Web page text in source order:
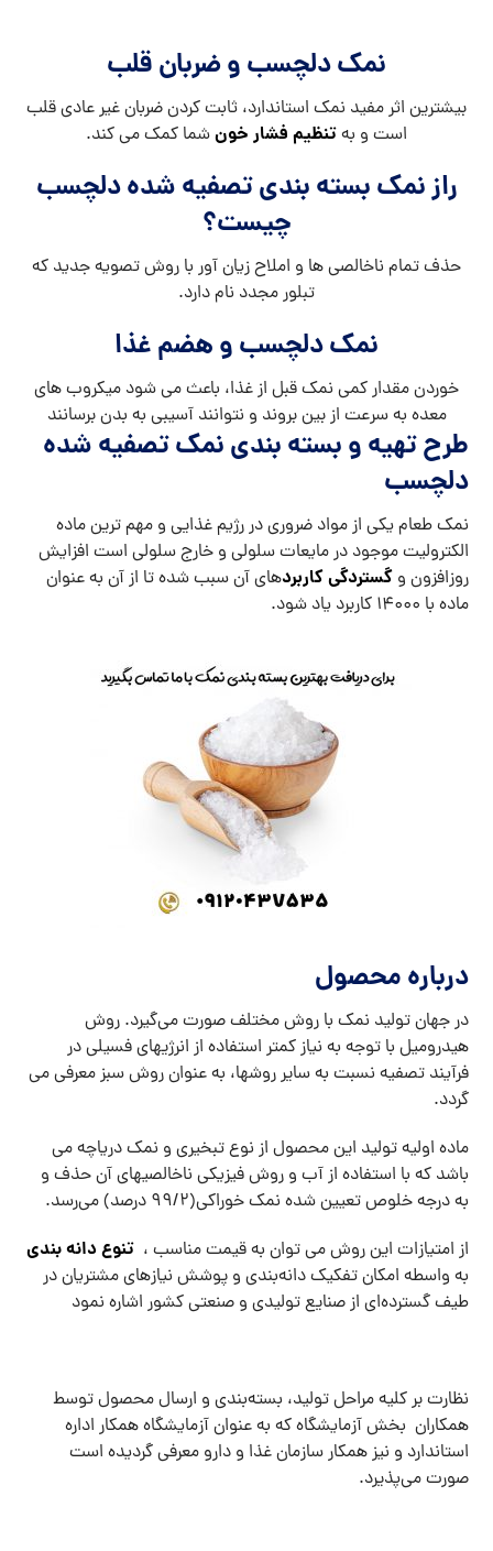
نمک دلچسب و ضربان قلب
بیشترین اثر مفید نمک استاندارد، ثابت کردن ضربان غیر عادی قلب
است و بهتنظیم فشار خونشما کمک می کند.
راز نمک بسته بندی تصفیه شده دلچسب
چیست؟
حذف تمام ناخالصی ها و املاح زیان آور با روش تصویه جدید که
تبلور مجدد نام دارد.
نمک دلچسب و هضم غذا
خوردن مقدار کمی نمک قبل از غذا، باعث می شود میکروب های
معده به سرعت از بین بروند و نتوانند آسیبی به بدن برسانند
طرح تهیه و بسته بندی نمک تصفیه شده
دلچسب
نمک طعام یکی از مواد ضروری در رژیم غذایی و مهم ترین ماده
الکترولیت موجود در مایعات سلولی و خارج سلولی است افزایش
روزافزون وگستردگی کاربردهای آن سبب شده تا از آن به عنوان
ماده با 14000 کاربرد یاد شود.
درباره محصول
در جهان تولید نمک با روش مختلف صورت می‌گیرد. روش
هیدرومیل با توجه به نیاز کمتر استفاده از انرژی­های فسیلی در
فرآیند تصفیه نسبت به سایر روش­ها، به عنوان روش سبز معرفی می­‌
گردد.
ماده اولیه تولید این محصول از نوع تبخیری و نمک دریاچه می­‌
باشد که با استفاده از آب و روش فیزیکی ناخالصی­های آن حذف و
به درجه خلوص تعیین شده نمک خوراکی(99/2 درصد) می­‌رسد.
از امتیازات این روش می توان به قیمت مناسب ،تنوع دانه بندی
به واسطه امکان تفکیک دانه­‌بندی و پوشش نیازهای مشتریان در
طیف گسترده­‌ای از صنایع تولیدی و صنعتی کشور اشاره نمود
نظارت بر کلیه مراحل تولید، بسته­‌بندی و ارسال محصول توسط
همکاران بخش آزمایشگاه که به عنوان آزمایشگاه همکار اداره
استاندارد و نیز همکار سازمان غذا و دارو معرفی گردیده است
صورت می­‌پذیرد.